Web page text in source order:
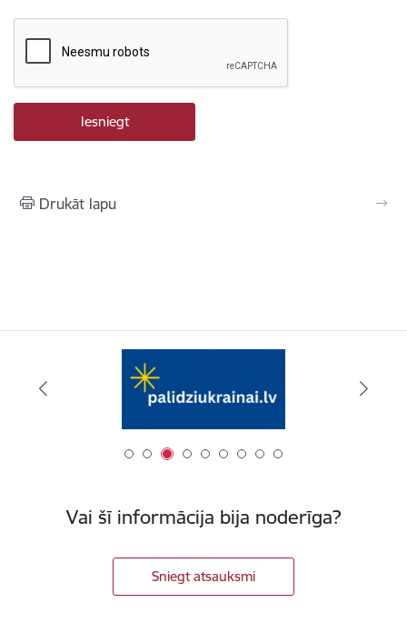
Drukāt lapu
Vai šī informācija bija noderīga?
Sniegt atsauksmi